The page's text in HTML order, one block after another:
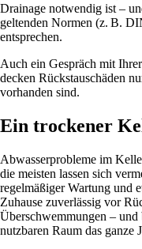
Drainage notwendig ist –
geltenden Normen (z. B.
entsprechen.
Auch ein Gespräch mit Ihrer
decken Rückstauschäden
vorhanden sind.
Ein trockener
Abwasserprobleme im
die meisten lassen sich
regelmäßiger Wartung und
Zuhause zuverlässig vor
Überschwemmungen –
nutzbaren Raum das ganze